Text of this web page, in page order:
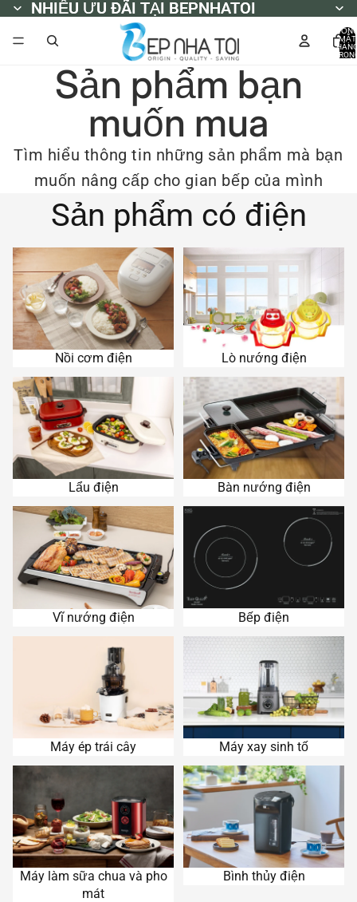
NHIỀU ƯU ĐÃI TẠI BEPNHATOI
NHIỀU ƯU ĐÃI TẠI BEPNHATOI
MẶT
Sản phẩm bạn
muốn mua
Tìm hiểu thông tin những sản phẩm mà bạn
muốn nâng cấp cho gian bếp của mình
Sản phẩm có điện
Nồi cơm điện
Nồi cơm điện
Lò nướng điện
Lò nướng điện
Lẩu điện
Lẩu điện
Bàn nướng điện
Bàn nướng điện
Vĩ nướng điện
Vĩ nướng điện
Bếp điện
Bếp điện
Máy ép trái cây
Máy xay sinh tố
Máy làm sữa chua và pho
Máy làm sữa chua và pho
mát
Bình thủy điện
Bình thủy điện